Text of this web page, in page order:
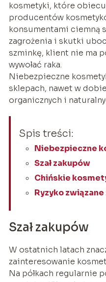
kosmetyki, które
producentów
konsumentami ciemną
zagrożenia i skutki
szminkę, klient nie ma
wywołać raka.
Niebezpieczne
sklepach, nawet w
organicznych i
Spis treści:
Niebezpieczne
Szał zakupów
Chińskie
Ryzyko
Szał zakupów
W ostatnich latach
zainteresowanie
Na półkach regularnie